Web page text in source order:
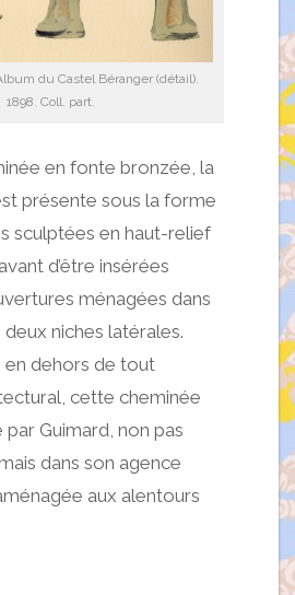
du Castel Béranger (détail).
1898. Coll. part.
en fonte bronzée, la
présente sous la forme
sculptées en haut-relief
d’être insérées
ménagées dans
niches latérales.
en dehors de tout
cette cheminée
Guimard, non pas
dans son agence
aux alentours